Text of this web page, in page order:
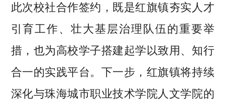
此次校社合作签约，既是红旗镇夯实人才
引育工作、壮大基层治理队伍的重要举
措，也为高校学子搭建起学以致用、知行
合一的实践平台。下一步，红旗镇将持续
深化与珠海城市职业技术学院人文学院的